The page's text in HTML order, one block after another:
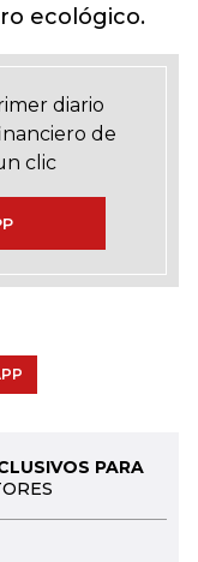
ecológico.
diario
de
clic
PARA